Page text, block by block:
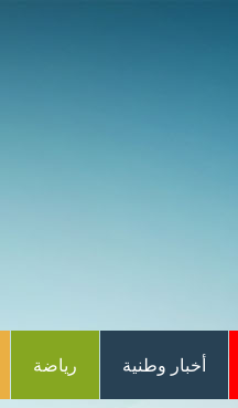
أخبار وطنية رياضة